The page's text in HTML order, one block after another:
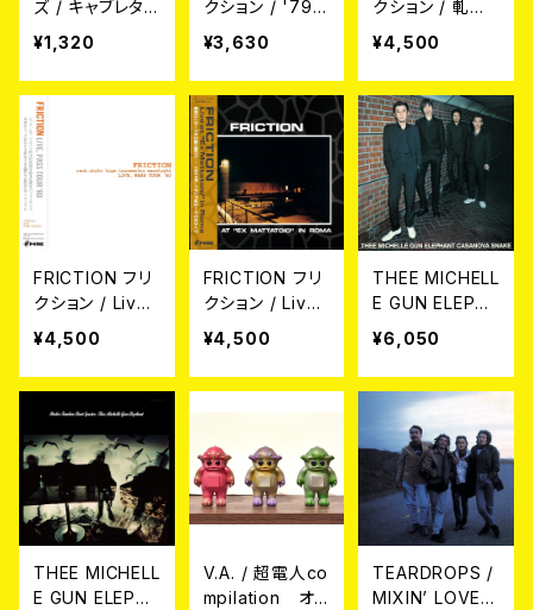
ズ / キャブレタ
ーにひとしずく
(7")
¥1,320
クション / '79 L
ive 10inch
¥3,630
クション / 軋轢
LP
¥4,500
FRICTION フリ
クション / Live
- Pass Tour '8
0 LP
¥4,500
FRICTION フリ
クション / Live
at "Ex Mattato
¥4,500
THEE MICHELL
E GUN ELEPHA
NT / CASANO
VA SNAKE 2L
P
¥6,050
THEE MICHELL
E GUN ELEPHA
V.A. / 超電人co
mpilation オリ
TEARDROPS /
MIXIN’ LOVE